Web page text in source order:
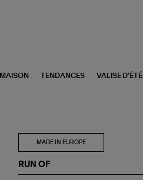
MAISON TENDANCES VALISE D'ÉTÉ
MADE IN EUROPE
RUN OF